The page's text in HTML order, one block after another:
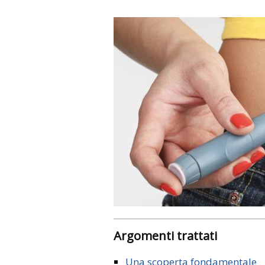
Argomenti trattati
Una scoperta fondamentale